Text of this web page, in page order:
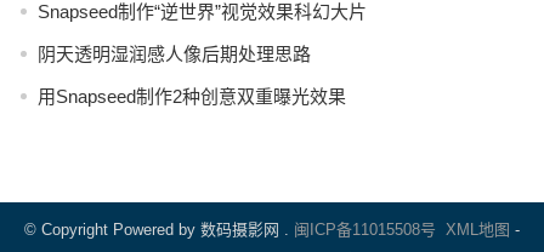
Snapseed制作“逆世界”视觉效果科幻大片
阴天透明湿润感人像后期处理思路
用Snapseed制作2种创意双重曝光效果
© Copyright Powered by 数码摄影网 . 闽ICP备11015508号 XML地图 -